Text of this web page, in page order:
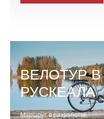
ВЕЛОТУР
РУСКЕАЛА
Маршрут в разработке